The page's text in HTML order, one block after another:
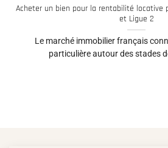
Acheter un bien pour la rentabilité locative
et Ligue 2
Le marché immobilier français
particulière autour des stades